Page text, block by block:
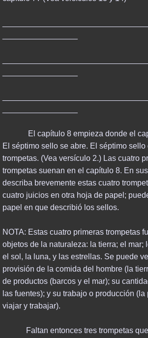
El capítulo 8 empieza donde el
El séptimo sello se abre. El séptimo
trompetas. (Vea versículo 2.) Las cuatro
trompetas suenan en el capítulo 8. En
describa brevemente estas cuatro
cuatro juicios en otra hoja de papel;
papel en que describió los sellos.
NOTA: Estas cuatro primeras trompetas
objetos de la naturaleza: la tierra; el mar;
el sol, la luna, y las estrellas. Se puede
provisión de la comida del hombre (la
de productos (barcos y el mar); su
las fuentes); y su trabajo o producción
viajar y trabajar).
Faltan entonces tres trompetas que